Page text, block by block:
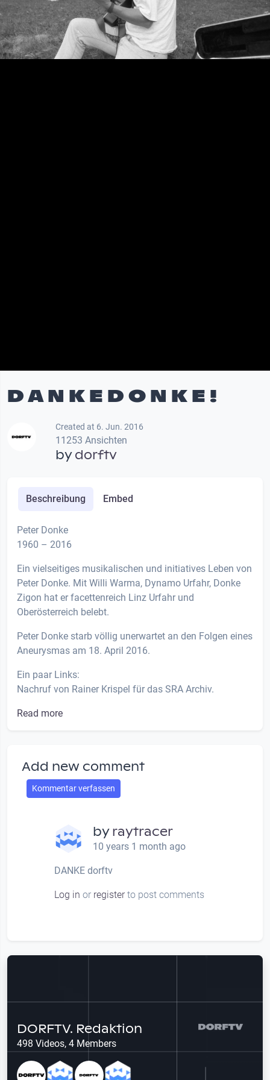
Video
D A N K E D O N K E !
Created at 6. Jun. 2016
11253 Ansichten
bydorftv
Beschreibung Embed
Peter Donke
1960 – 2016
Ein vielseitiges musikalischen und initiatives Leben von
Peter Donke. Mit Willi Warma, Dynamo Urfahr, Donke
Zigon hat er facettenreich Linz Urfahr und
Oberösterreich belebt.
Peter Donke starb völlig unerwartet an den Folgen eines
Aneurysmas am 18. April 2016.
Ein paar Links:
Nachruf von Rainer Krispel für das SRA Archiv.
Read more
Add new comment
Kommentar verfassen
byraytracer
10 years 1 month ago
DANKE dorftv
Log in or registerto post comments
DORFTV. Redaktion
498 Videos, 4 Members